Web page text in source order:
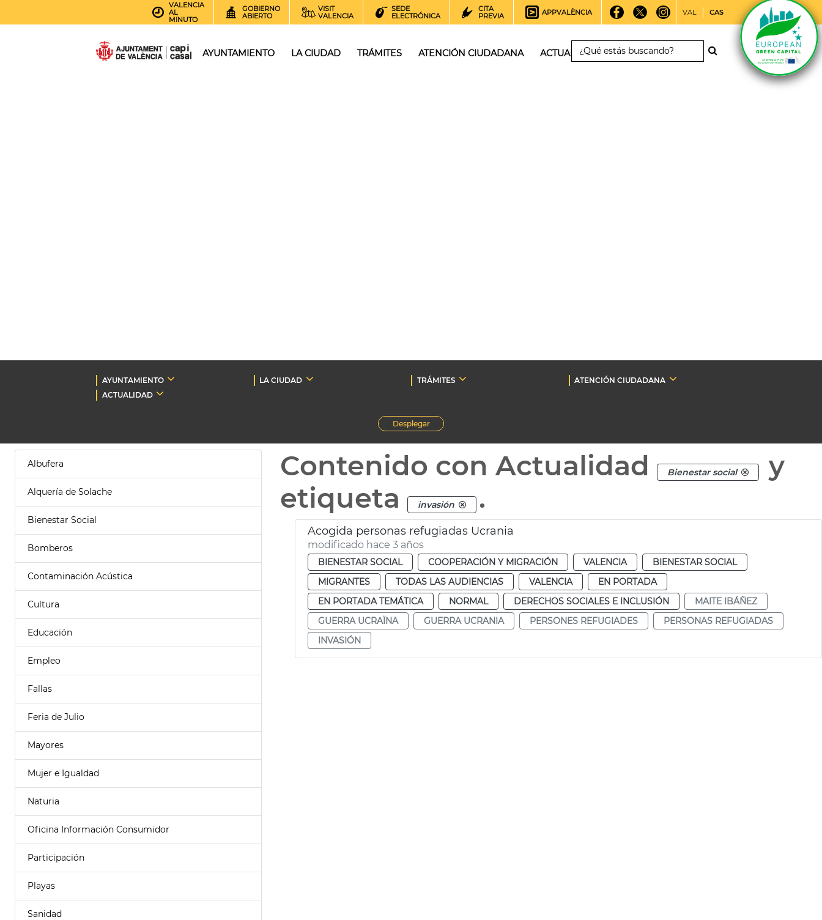
VALENCIA
AL
MINUTO
GOBIERNO
ABIERTO
VISIT
VALENCIA
SEDE
ELECTRÓNICA
CITA
PREVIA
APPVALÈNCIA VAL CAS
AYUNTAMIENTO LA CIUDAD TRÁMITES ATENCIÓN CIUDADANA ACTUALIDAD
AYUNTAMIENTO LA CIUDAD TRÁMITES
ATENCIÓN CIUDADANA
ACTUALIDAD
Desplegar
Albufera
Alquería de Solache
Bienestar Social
Bomberos
Contaminación Acústica
Cultura
Educación
Empleo
Fallas
Feria de Julio
Mayores
Mujer e Igualdad
Naturia
Oficina Información Consumidor
Participación
Playas
Sanidad
Contenido con Actualidad Bienestar social
y
etiqueta
invasión .
Acogida personas refugiadas Ucrania
modificado hace 3 años
BIENESTAR SOCIAL COOPERACIÓN Y MIGRACIÓN VALENCIA
BIENESTAR SOCIAL
MIGRANTES
TODAS LAS AUDIENCIAS VALENCIA
EN PORTADA
EN PORTADA TEMÁTICA
NORMAL DERECHOS SOCIALES E INCLUSIÓN
MAITE IBÁÑEZ
GUERRA UCRAÏNA
GUERRA UCRANIA PERSONES REFUGIADES
PERSONAS REFUGIADAS
INVASIÓN